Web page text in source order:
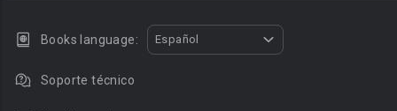
Books language: Español
Soporte técnico